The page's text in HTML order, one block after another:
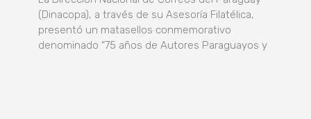
(Dinacopa), a través de su Asesoría Filatélica,
presentó un matasellos conmemorativo
denominado “75 años de Autores Paraguayos y